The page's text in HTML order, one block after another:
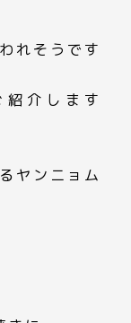
れそうです
介します
ヤンニョム